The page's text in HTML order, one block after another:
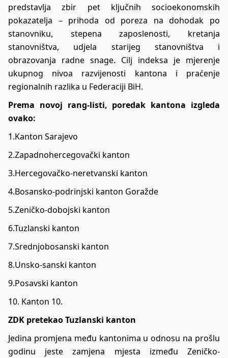
predstavlja zbir pet ključnih socioekonomskih
pokazatelja – prihoda od poreza na dohodak po
stanovniku, stepena zaposlenosti, kretanja
stanovništva, udjela starijeg stanovništva i
obrazovanja radne snage. Cilj indeksa je mjerenje
ukupnog nivoa razvijenosti kantona i praćenje
regionalnih razlika u Federaciji BiH.
Prema novoj rang-listi, poredak kantona izgleda
ovako:
1.Kanton Sarajevo
2.Zapadnohercegovački kanton
3.Hercegovačko-neretvanski kanton
4.Bosansko-podrinjski kanton Goražde
5.Zeničko-dobojski kanton
6.Tuzlanski kanton
7.Srednjobosanski kanton
8.Unsko-sanski kanton
9.Posavski kanton
10. Kanton 10.
ZDK pretekao Tuzlanski kanton
Jedina promjena među kantonima u odnosu na prošlu
godinu jeste zamjena mjesta između Zeničko-